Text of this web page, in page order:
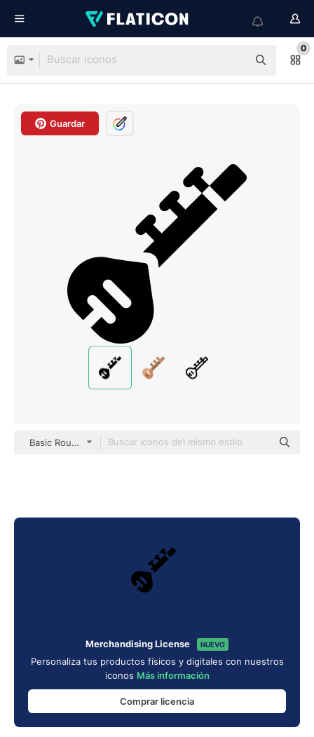
0
Guardar
Basic Rounded Filled
Merchandising License NUEVO
Personaliza tus productos físicos y digitales con nuestros
iconos Más información
Comprar licencia